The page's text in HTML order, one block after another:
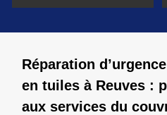
Réparation
en tuiles à Reuves :
aux services du